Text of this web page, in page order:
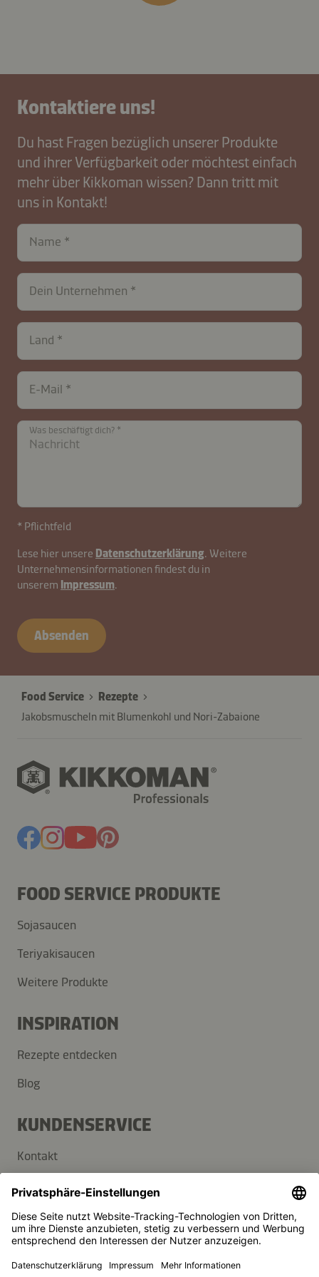
Kontaktiere uns!
Du hast Fragen bezüglich unserer Produkte
und ihrer Verfügbarkeit oder möchtest einfach
mehr über Kikkoman wissen? Dann tritt mit
uns in Kontakt!
Name
Dein Unternehmen
Land
E-Mail
Was beschäftigt dich?
* Pflichtfeld
Lese hier unsere Datenschutzerklärung. Weitere
Unternehmensinformationen findest du in
unserem Impressum.
B2B-
27845-
Absenden
Food Service
Rezepte
Jakobsmuscheln mit Blumenkohl und Nori-Zabaione
FOOD SERVICE PRODUKTE
Sojasaucen
Teriyakisaucen
Weitere Produkte
INSPIRATION
Rezepte entdecken
Blog
KUNDENSERVICE
Kontakt
FAQ
Presse
Kikkoman ist ein eingetragenes Warenzeichen der Kikkoman